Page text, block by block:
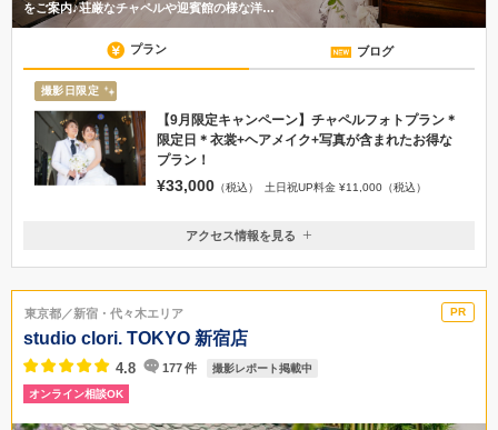
をご案内♪荘厳なチャペルや迎賓館の様な洋…
プラン ブログ
撮影日限定
【9月限定キャンペーン】チャペルフォトプラン＊
限定日＊衣裳+ヘアメイク+写真が含まれたお得な
プラン！
¥33,000 （税込） 土日祝UP料金 ¥11,000（税込）
神奈川県小田原市扇町4-8-28
<お車でお越しの場合>小田原厚木道路「小田原東IC」より「255線」を
小田原方面へ約10分 / <電車でお越しの場合>小田急線足柄駅より徒歩7分
アクセス情報を見る
東京都／新宿・代々木エリア
studio clori. TOKYO 新宿店
4.8 177件 撮影レポート掲載中
オンライン相談OK